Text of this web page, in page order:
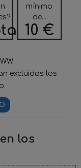
mínimo
de...
10 €
excluidos los
los